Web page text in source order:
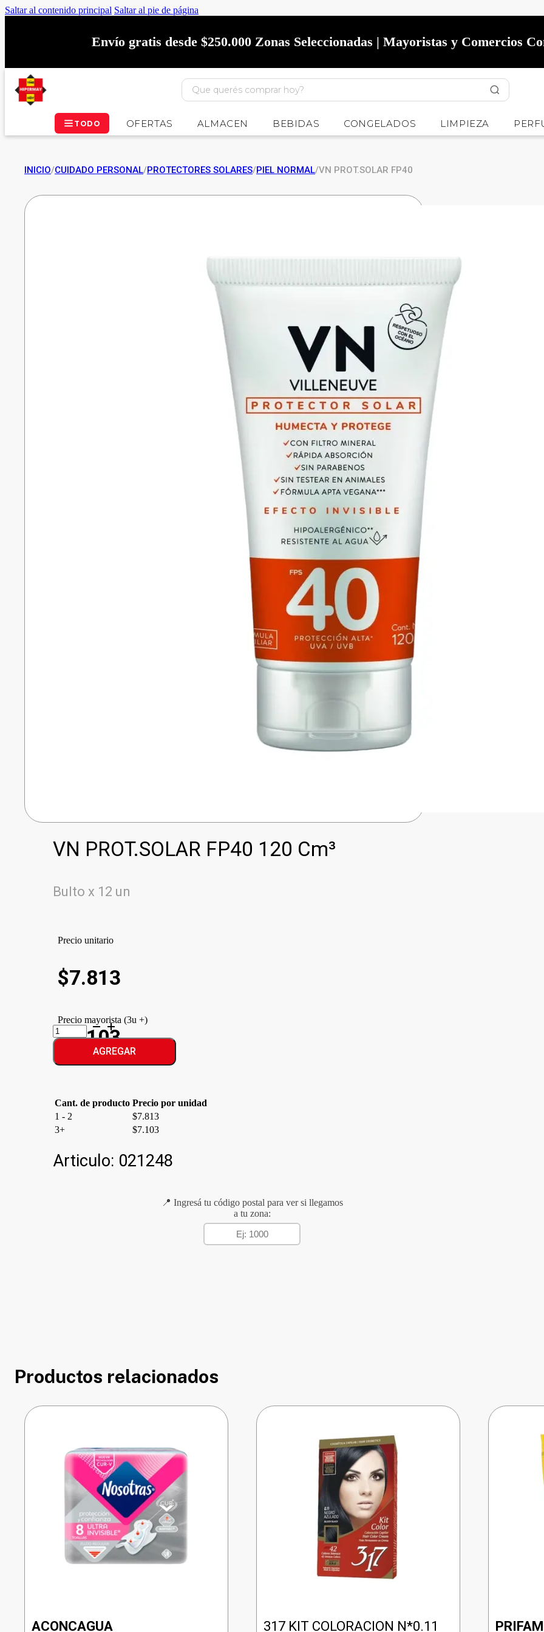
Saltar al contenido principal Saltar al pie de página
Envío gratis desde $250.000 Zonas Seleccionadas | Mayoristas y Comercios
TODO OFERTAS ALMACEN BEBIDAS CONGELADOS LIMPIEZA
INICIO/CUIDADO PERSONAL/PROTECTORES SOLARES/PIEL NORMAL/VN PROT.SOLAR FP40
VN PROT.SOLAR FP40 120 Cm³
Bulto x 12 un
Precio unitario
$7.813
Precio mayorista (3u +)
$7.103
VN
PROT.SOLAR
FP40
AGREGAR
Cant. de producto Precio por unidad
1 - 2
$7.813
3+
$7.103
Articulo: 021248
📍 Ingresá tu código postal para ver si llegamos
a tu zona:
Productos relacionados
ACONCAGUA
317 KIT COLORACION N*0.11